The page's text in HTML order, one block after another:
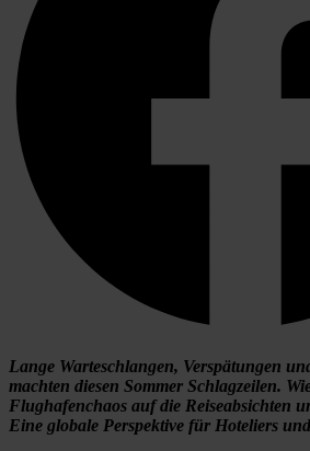
Lange Warteschlangen, Verspätungen
machten diesen Sommer Schlagzeilen.
Flughafenchaos auf die Reiseabsichten
Eine globale Perspektive für Hoteliers